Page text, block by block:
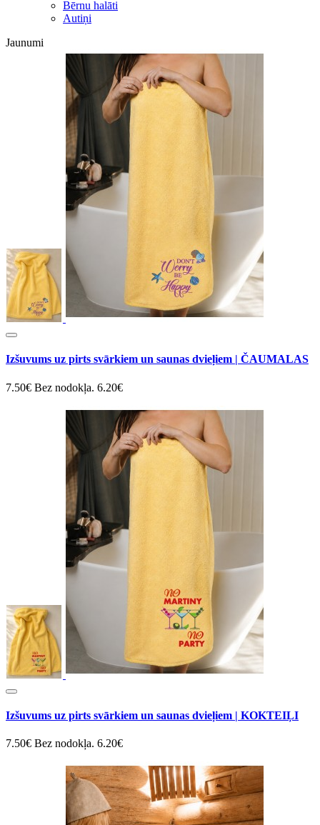
Bērnu halāti
Autiņi
Jaunumi
Izšuvums uz pirts svārkiem un saunas dvieļiem | ČAUMALAS
7.50€ Bez nodokļa. 6.20€
Izšuvums uz pirts svārkiem un saunas dvieļiem | KOKTEIĻI
7.50€ Bez nodokļa. 6.20€